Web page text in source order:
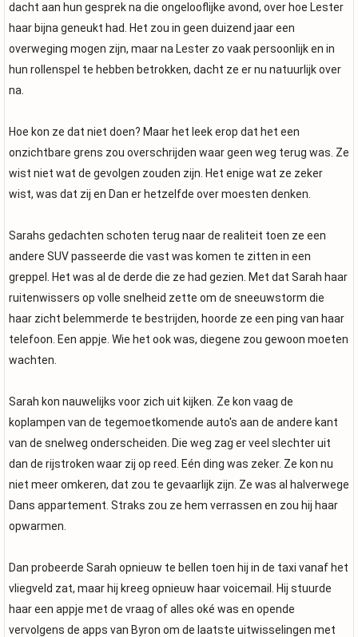
dacht aan hun gesprek na die ongelooflijke avond, over hoe Lester
haar bijna geneukt had. Het zou in geen duizend jaar een
overweging mogen zijn, maar na Lester zo vaak persoonlijk en in
hun rollenspel te hebben betrokken, dacht ze er nu natuurlijk over
na.
Hoe kon ze dat niet doen? Maar het leek erop dat het een
onzichtbare grens zou overschrijden waar geen weg terug was. Ze
wist niet wat de gevolgen zouden zijn. Het enige wat ze zeker
wist, was dat zij en Dan er hetzelfde over moesten denken.
Sarahs gedachten schoten terug naar de realiteit toen ze een
andere SUV passeerde die vast was komen te zitten in een
greppel. Het was al de derde die ze had gezien. Met dat Sarah haar
ruitenwissers op volle snelheid zette om de sneeuwstorm die
haar zicht belemmerde te bestrijden, hoorde ze een ping van haar
telefoon. Een appje. Wie het ook was, diegene zou gewoon moeten
wachten.
Sarah kon nauwelijks voor zich uit kijken. Ze kon vaag de
koplampen van de tegemoetkomende auto's aan de andere kant
van de snelweg onderscheiden. Die weg zag er veel slechter uit
dan de rijstroken waar zij op reed. Eén ding was zeker. Ze kon nu
niet meer omkeren, dat zou te gevaarlijk zijn. Ze was al halverwege
Dans appartement. Straks zou ze hem verrassen en zou hij haar
opwarmen.
Dan probeerde Sarah opnieuw te bellen toen hij in de taxi vanaf het
vliegveld zat, maar hij kreeg opnieuw haar voicemail. Hij stuurde
haar een appje met de vraag of alles oké was en opende
vervolgens de apps van Byron om de laatste uitwisselingen met